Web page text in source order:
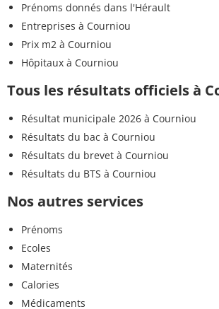
Prénoms donnés dans l'Hérault
Entreprises à Courniou
Prix m2 à Courniou
Hôpitaux à Courniou
Tous les résultats officiels à
Résultat municipale 2026 à Courniou
Résultats du bac à Courniou
Résultats du brevet à Courniou
Résultats du BTS à Courniou
Nos autres services
Prénoms
Ecoles
Maternités
Calories
Médicaments